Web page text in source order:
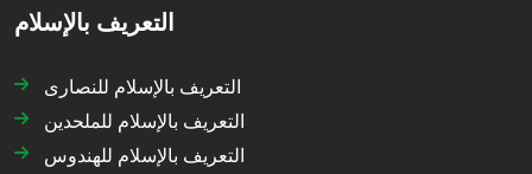
التعريف بالإسلام
التعريف بالإسلام للنصارى
التعريف بالإسلام للملحدين
التعريف بالإسلام للهندوس